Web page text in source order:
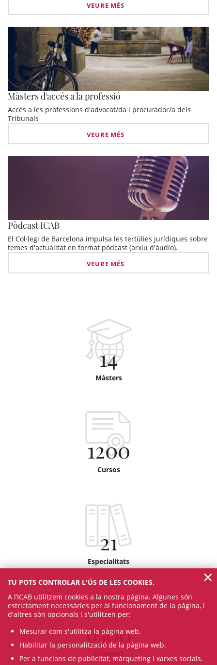
VEURE MÉS
Màsters d'accés a la professió
Accés a les professions d'advocat/da i procurador/a dels
Tribunals
VEURE MÉS
Pòdcast ICAB
El Col·legi de Barcelona impulsa les tertúlies jurídiques sobre
temes d'actualitat en format pòdcast (arxiu d'àudio).
VEURE MÉS
14
Màsters
1200
Cursos
21
Especialitats
6500
TU POTS CONTROLAR L'ÚS DE LES COOKIES.
A l’ICAB utilitzem cookies a la nostra pàgina. Algunes són
estrictament necessàries per al funcionament de la pàgina, i
d'altres són opcionals i s'utilitzen per:
Mesurar com s'utilitza la pàgina web.
Habilitar la personalització de la pàgina web.
Per a funcions de publicitat, màrqueting i xarxes socials.
×